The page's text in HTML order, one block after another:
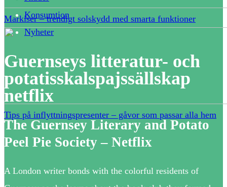
Markiser – trendigt solskydd med smarta funktioner
Tips på inflyttningspresenter – gåvor som passar alla hem
Konsumtion
Nyheter
Guernseys litteratur- och
potatisskalspajssällskap
netflix
The Guernsey Literary and Potato
Peel Pie Society – Netflix
A London writer bonds with the colorful residents of